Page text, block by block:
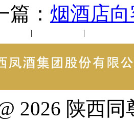
： 烟酒店
| |
2026 陕西